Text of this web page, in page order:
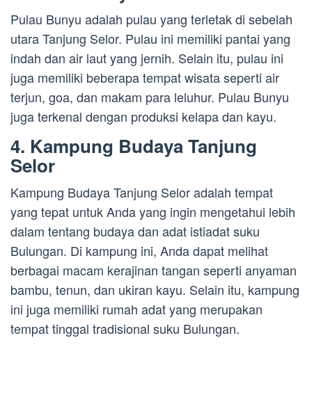
Pulau Bunyu adalah pulau yang terletak di sebelah
utara Tanjung Selor. Pulau ini memiliki pantai yang
indah dan air laut yang jernih. Selain itu, pulau ini
juga memiliki beberapa tempat wisata seperti air
terjun, goa, dan makam para leluhur. Pulau Bunyu
juga terkenal dengan produksi kelapa dan kayu.
4. Kampung Budaya Tanjung
Selor
Kampung Budaya Tanjung Selor adalah tempat
yang tepat untuk Anda yang ingin mengetahui lebih
dalam tentang budaya dan adat istiadat suku
Bulungan. Di kampung ini, Anda dapat melihat
berbagai macam kerajinan tangan seperti anyaman
bambu, tenun, dan ukiran kayu. Selain itu, kampung
ini juga memiliki rumah adat yang merupakan
tempat tinggal tradisional suku Bulungan.